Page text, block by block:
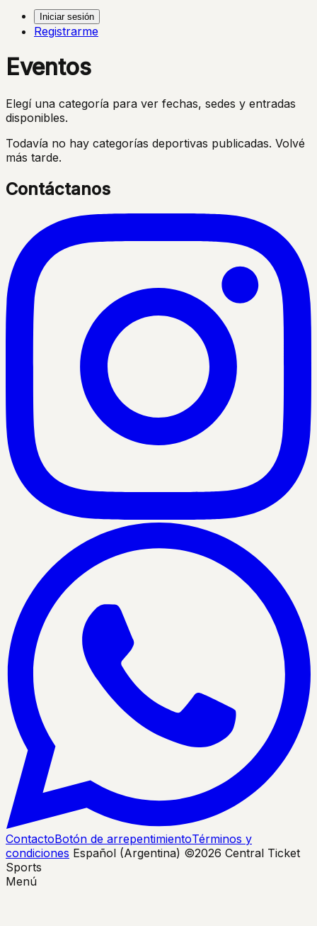
Iniciar sesión
Registrarme
Eventos
Elegí una categoría para ver fechas, sedes y entradas
disponibles.
Todavía no hay categorías deportivas publicadas. Volvé
más tarde.
Contáctanos
ContactoBotón de arrepentimientoTérminos y
condiciones Español (Argentina) ©2026 Central Ticket
Sports
Menú